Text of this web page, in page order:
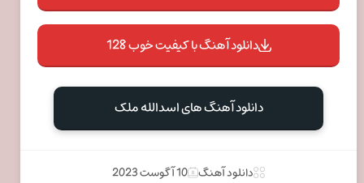
دانلود آهنگ با کیفیت خوب 128
دانلود آهنگ های اسدالله ملک
دانلود آهنگ 10 آگوست 2023